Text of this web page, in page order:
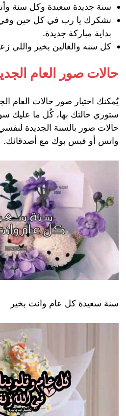
سنة جديدة سعيدة وكل سنة
نشكرك يا رب في كل حين
بداية مباركة جديدة.
كل سنه والغالين بخير واللي
حالات صور العام
يُمكنك اختيار صور حالات العام
ستوري حالتك بها، كُل ما عليك
حالات صور بالسنة الجديدة
واتس أو فيس بوك مع أصدقائك.
سنة سعيدة كل عام وانت بخير